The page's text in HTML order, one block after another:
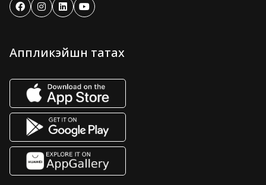
Аппликэйшн татах